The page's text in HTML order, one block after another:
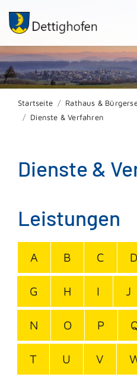
Startseite Rathaus &
Dienste & Verfahren
Dienste &
Leistungen
A B C D
G H I J
N O P
T U V